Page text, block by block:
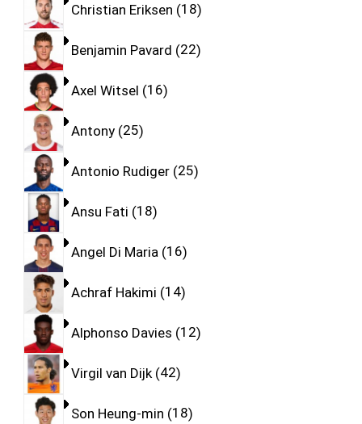
Christian Eriksen 18
Benjamin Pavard 22
Axel Witsel 16
Antony 25
Antonio Rudiger 25
Ansu Fati 18
Angel Di Maria 16
Achraf Hakimi 14
Alphonso Davies 12
Virgil van Dijk 42
Son Heung-min 18